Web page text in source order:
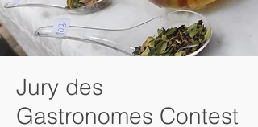
Jury des
Gastronomes Contest